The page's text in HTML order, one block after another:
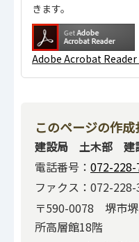
きます。
Adobe Acrobat Reader
このページの作成
建設局 土木部 建
電話番号： 072-
ファクス：072-
〒590-0078 堺市
所高層館18階